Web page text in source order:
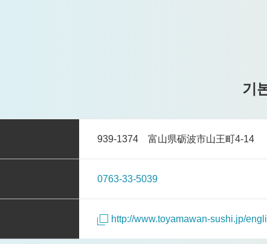
기
939-1374 富山県砺波市山王町4-14
0763-33-5039
http://www.toyamawan-sushi.jp/